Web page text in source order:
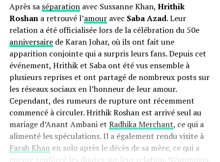
Après sa séparationavec Sussanne Khan, Hrithik
Roshana retrouvé l’amouravec Saba Azad. Leur
relation a été officialisée lors de la célébration du 50e
anniversairede Karan Johar, où ils ont fait une
apparition conjointe qui a surpris leurs fans. Depuis cet
événement, Hrithik et Saba ont été vus ensemble à
plusieurs reprises et ont partagé de nombreux posts sur
les réseaux sociaux en l’honneur de leur amour.
Cependant, des rumeurs de rupture ont récemment
commencé à circuler. Hrithik Roshan est arrivé seul au
mariage d’Anant Ambani et Radhika Merchant, ce qui a
alimenté les spéculations. Il a également rendu visite à
Farah Khan en solo après le décès de sa mère, ce qui a
encore renforcé les doutes sur leur relation. Néanmoins,